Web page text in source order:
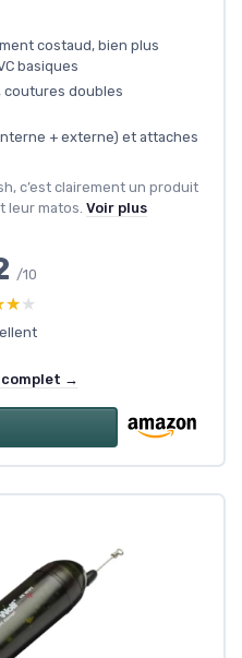
costaud, bien plus
basiques
coutures doubles
+ externe) et attaches
c’est clairement un produit
leur matos. Voir plus
/10
→